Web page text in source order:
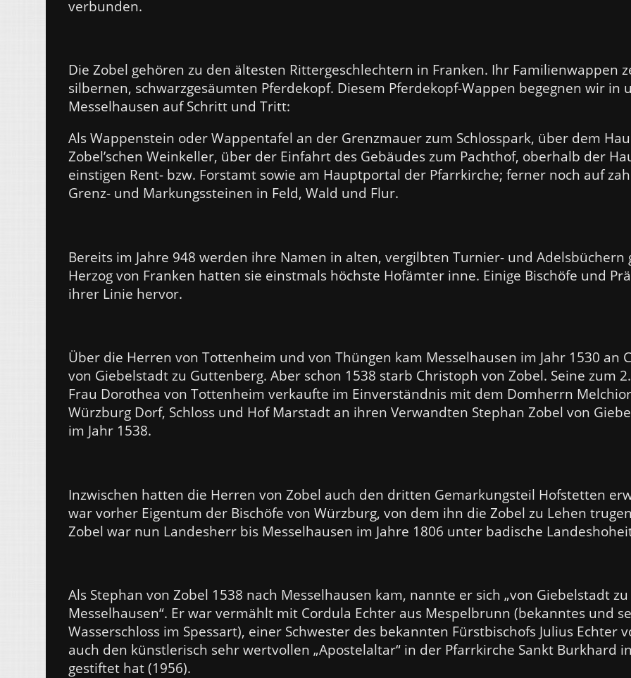
verbunden.
Die Zobel gehören zu den ältesten Rittergeschlechtern in Franken. Ihr Familienwappen
silbernen, schwarzgesäumten Pferdekopf. Diesem Pferdekopf-Wappen begegnen wir in
Messelhausen auf Schritt und Tritt:
Als Wappenstein oder Wappentafel an der Grenzmauer zum Schlosspark, über dem
Zobel’schen Weinkeller, über der Einfahrt des Gebäudes zum Pachthof, oberhalb der
einstigen Rent- bzw. Forstamt sowie am Hauptportal der Pfarrkirche; ferner noch auf
Grenz- und Markungssteinen in Feld, Wald und Flur.
Bereits im Jahre 948 werden ihre Namen in alten, vergilbten Turnier- und Adelsbüchern
Herzog von Franken hatten sie einstmals höchste Hofämter inne. Einige Bischöfe und
ihrer Linie hervor.
Über die Herren von Tottenheim und von Thüngen kam Messelhausen im Jahr 1530 an
von Giebelstadt zu Guttenberg. Aber schon 1538 starb Christoph von Zobel. Seine zum
Frau Dorothea von Tottenheim verkaufte im Einverständnis mit dem Domherrn
Würzburg Dorf, Schloss und Hof Marstadt an ihren Verwandten Stephan Zobel von
im Jahr 1538.
Inzwischen hatten die Herren von Zobel auch den dritten Gemarkungsteil Hofstetten
war vorher Eigentum der Bischöfe von Würzburg, von dem ihn die Zobel zu Lehen
Zobel war nun Landesherr bis Messelhausen im Jahre 1806 unter badische
Als Stephan von Zobel 1538 nach Messelhausen kam, nannte er sich „von Giebelstadt
Messelhausen“. Er war vermählt mit Cordula Echter aus Mespelbrunn (bekanntes und
Wasserschloss im Spessart), einer Schwester des bekannten Fürstbischofs Julius Echter
auch den künstlerisch sehr wertvollen „Apostelaltar“ in der Pfarrkirche Sankt Burkhard
gestiftet hat (1956).